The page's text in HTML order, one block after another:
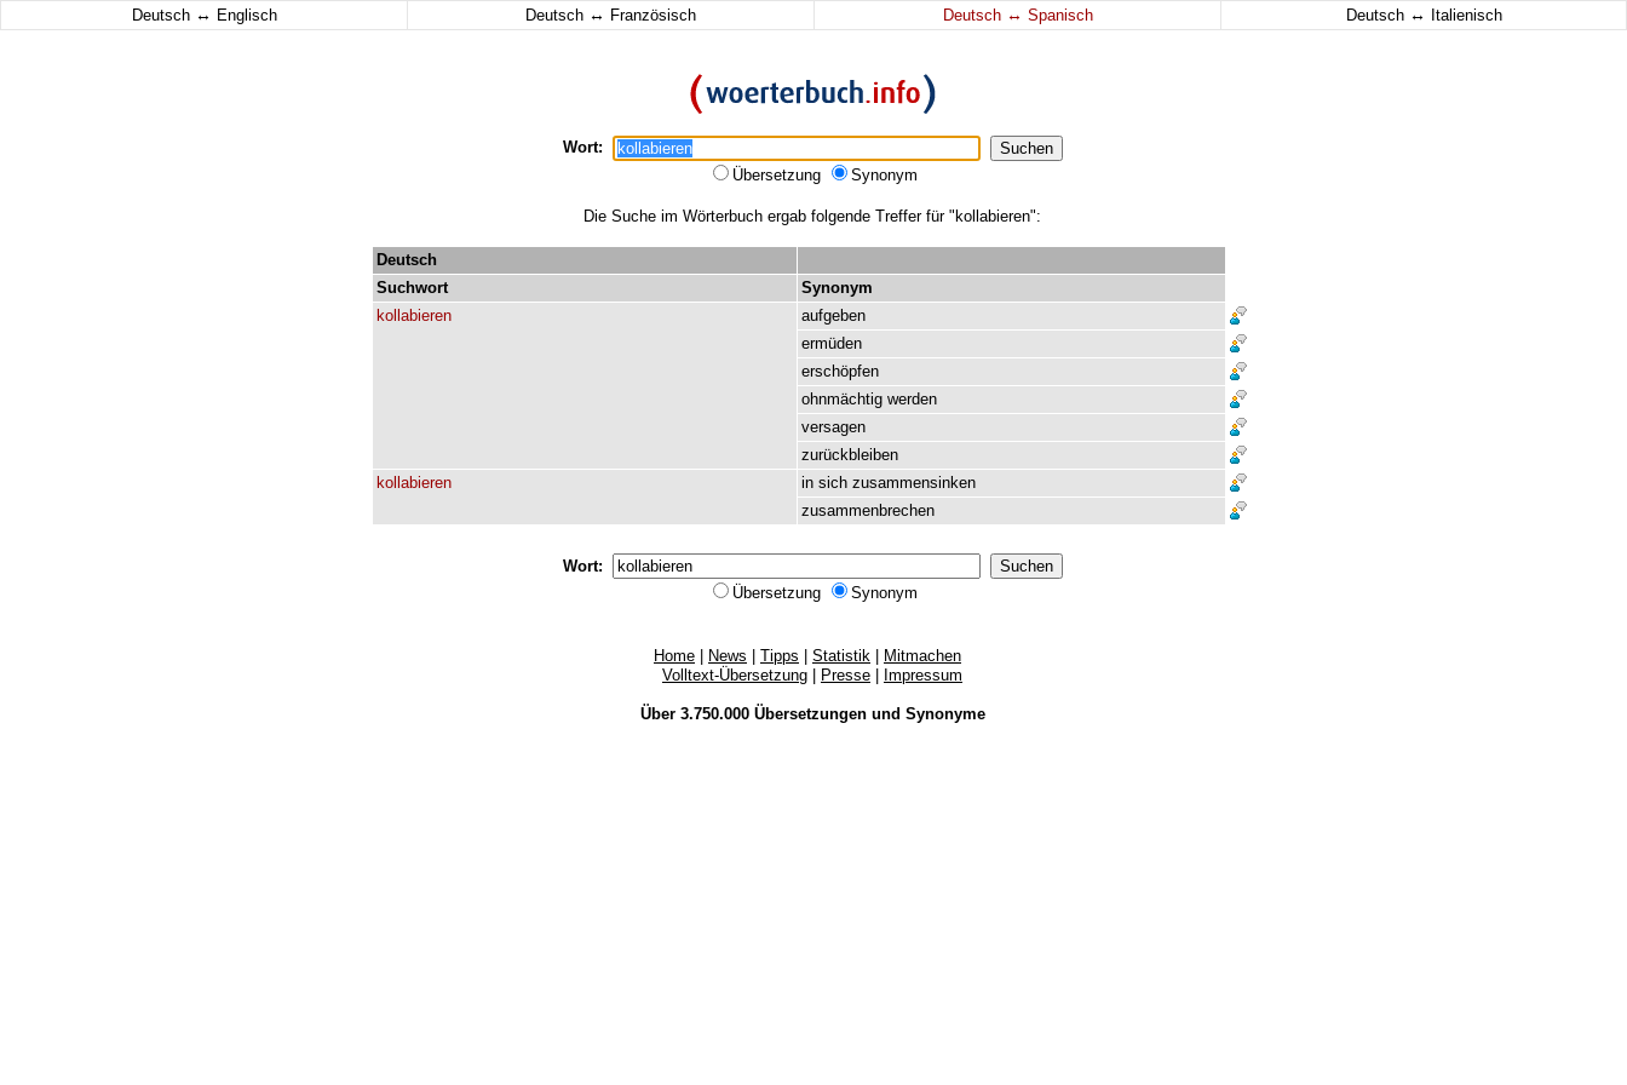
Deutsch ↔ Englisch Deutsch ↔ Französisch Deutsch ↔ Spanisch Deutsch ↔ Italienisch
Wort:
Übersetzung
Synonym
Die Suche im Wörterbuch ergab folgende Treffer für "kollabieren":
Deutsch
Suchwort
Synonym
kollabieren
aufgeben
ermüden
erschöpfen
ohnmächtig werden
versagen
zurückbleiben
kollabieren
in sich zusammensinken
zusammenbrechen
Wort:
Übersetzung
Synonym
Home News Tipps Statistik
Mitmachen
Volltext-Übersetzung
Presse Impressum
Über 3.750.000 Übersetzungenund Synonyme